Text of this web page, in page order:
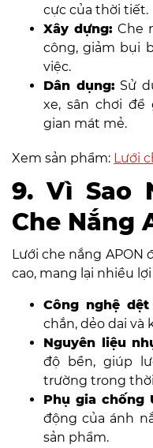
cực của thời tiết.
Xây dựng: Che
công, giảm bụi
việc.
Dân dụng: Sử
xe, sân chơi
gian mát mẻ.
Xem sản phẩm: Lưới
9. Vì Sao
Che Nắng
Lưới che nắng
cao, mang lại nhiều
Công nghệ
chắn, dẻo dai và
Nguyên liệu
độ bền, giúp
trường trong
Phụ gia chống
động của ánh
sản phẩm.